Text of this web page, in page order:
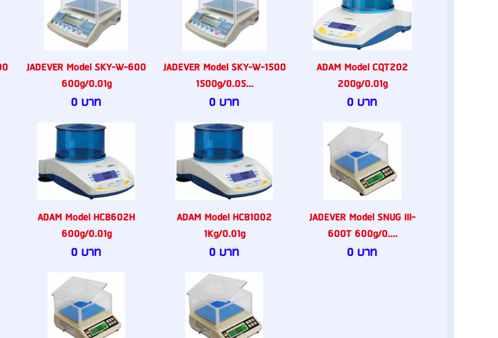
JADEVER Model SKY-W-600
600g/0.01g
0 บาท
JADEVER Model SKY-W-1500
1500g/0.05...
0 บาท
ADAM Model CQT202
200g/0.01g
0 บาท
ADAM Model HCB602H
600g/0.01g
0 บาท
ADAM Model HCB1002
1Kg/0.01g
0 บาท
JADEVER Model SNUG III-
600T 600g/0....
0 บาท